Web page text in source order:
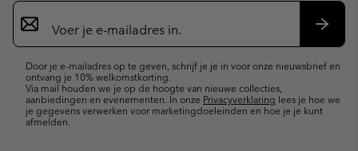
Aanmelden
voor
e-
Door je e-mailadres op te geven, schrijf je je in voor onze nieuwsbrief en
ontvang je 10% welkomstkorting.
Via mail houden we je op de hoogte van nieuwe collecties,
aanbiedingen en evenementen. In onze Privacyverklaring lees je hoe we
je gegevens verwerken voor marketingdoeleinden en hoe je je kunt
afmelden.